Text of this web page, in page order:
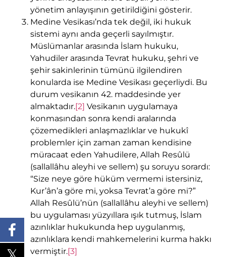
yönetim anlayışının getirildiğini gösterir.
Medine Vesikası’nda tek değil, iki hukuk
sistemi aynı anda geçerli sayılmıştır.
Müslümanlar arasında İslam hukuku,
Yahudiler arasında Tevrat hukuku, şehri ve
şehir sakinlerinin tümünü ilgilendiren
konularda ise Medine Vesikası geçerliydi. Bu
durum vesikanın 42. maddesinde yer
almaktadır.[2] Vesikanın uygulamaya
konmasından sonra kendi aralarında
çözemedikleri anlaşmazlıklar ve hukukî
problemler için zaman zaman kendisine
müracaat eden Yahudilere, Allah Resûlü
(sallallâhu aleyhi ve sellem) şu soruyu sorardı:
“Size neye göre hüküm vermemi istersiniz,
Kur’ân’a göre mi, yoksa Tevrat’a göre mi?”
Allah Resûlü’nün (sallallâhu aleyhi ve sellem)
bu uygulaması yüzyıllara ışık tutmuş, İslam
azınlıklar hukukunda hep uygulanmış,
azınlıklara kendi mahkemelerini kurma hakkı
vermiştir.[3]